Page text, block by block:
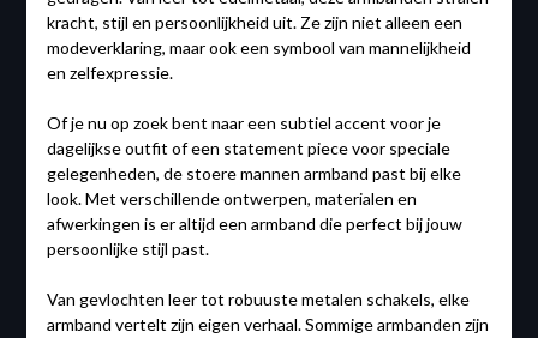
kracht, stijl en persoonlijkheid uit. Ze zijn niet alleen een
modeverklaring, maar ook een symbool van mannelijkheid
en zelfexpressie.
Of je nu op zoek bent naar een subtiel accent voor je
dagelijkse outfit of een statement piece voor speciale
gelegenheden, de stoere mannen armband past bij elke
look. Met verschillende ontwerpen, materialen en
afwerkingen is er altijd een armband die perfect bij jouw
persoonlijke stijl past.
Van gevlochten leer tot robuuste metalen schakels, elke
armband vertelt zijn eigen verhaal. Sommige armbanden zijn